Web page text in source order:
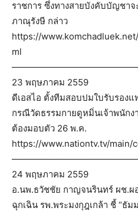
ราชการ ซึ่งทางสายบังคับบัญชาจ
ภาณุรังษี กล่าว
https://
ml
23 พฤษภาคม 2559
ดีเอสไอ ตั้งทีมสอบปมใบรับรอง
กรณีวัดธรรมกายดูหมิ่นเจ้าพนัก
ต้องมอบตัว 26 พ.ค.
https://www.nationtv.tv/
24 พฤษภาคม 2559
อ.นพ.ธวัชชัย กาญจนรินทร์ ผช.ผ
ฉุกเฉิน รพ.พระมงกุฎเกล้า ชี้ “ธั